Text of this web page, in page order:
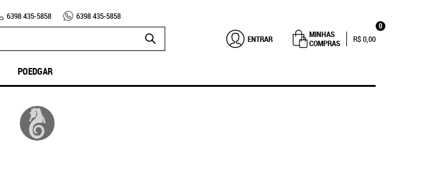
6398435-5858 6398435-5858
ENTRAR
MINHAS
COMPRAS
0
R$ 0,00
POEDGAR